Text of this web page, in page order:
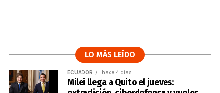
LO MÁS LEÍDO
ECUADOR hace 4 días
Milei llega a Quito el jueves: